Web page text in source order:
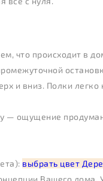
что происходит в
и вниз. Полки легко
— ощущение
выбрать цвет